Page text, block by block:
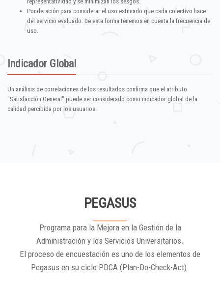
Ponderación para considerar el uso estimado que cada colectivo hace
del servicio evaluado. De esta forma tenemos en cuenta la frecuencia de
uso.
Indicador Global
Un análisis de correlaciones de los resultados confirma que el atributo
"Satisfacción General" puede ser considerado como indicador global de la
calidad percibida por los usuarios.
PEGASUS
Programa para la Mejora en la Gestión de la
Administración y los Servicios Universitarios.
El proceso de encuestación es uno de los elementos de
Pegasus en su ciclo PDCA (Plan-Do-Check-Act).